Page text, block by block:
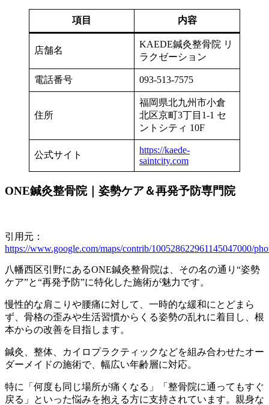
項目 内容
店舗名
KAEDE鍼灸整骨院 リ
ラクゼーション
電話番号 093-513-7575
住所
福岡県北九州市小倉
北区京町3丁目1-1 セ
ントシティ 10F
公式サイト
https://kaede-
saintcity.com
ONE鍼灸整骨院｜姿勢ケア＆再発予防専門院
引用元：
https://www.google.com/maps/contrib/100528622961145047000/
八幡西区引野にあるONE鍼灸整骨院は、その名の通り“姿勢
ケア”と“再発予防”に特化した施術が魅力です。
慢性的な肩こりや腰痛に対して、一時的な緩和にとどまら
ず、骨格の歪みや生活習慣からくる姿勢の乱れに着目し、根
本からの改善を目指します。
鍼灸、整体、カイロプラクティックなどを組み合わせたオー
ダーメイドの施術で、幅広い年齢層に対応。
特に「何度も同じ場所が痛くなる」「整骨院に通ってもすぐ
戻る」といった悩みを抱える方に支持されています。親身な